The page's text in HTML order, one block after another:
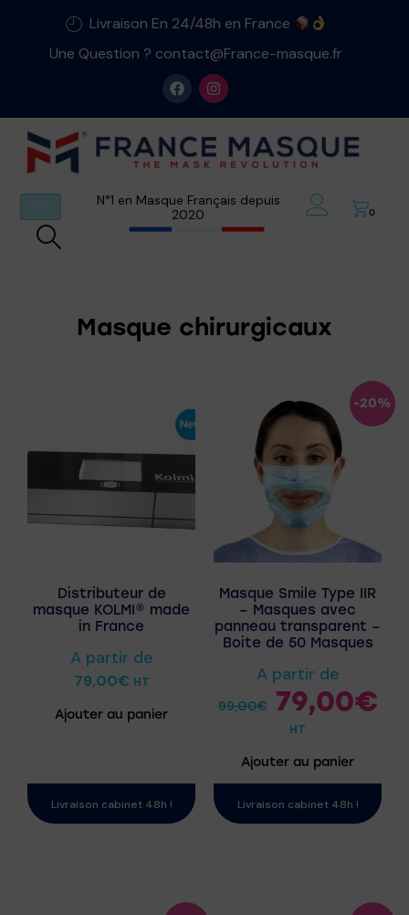
Livraison En 24/48h en France
Une Question ? contact@France-masque.fr
N°1 en Masque Français depuis
2020
0
Masque chirurgicaux
Distributeur de
masque KOLMI® made
in France
A partir de
79,00€ HT
Ajouter au panier
Livraison cabinet 48h !
-20%
Masque Smile Type IIR
– Masques avec
panneau transparent –
Boite de 50 Masques
A partir de
99,00€ 79,00€
HT
Ajouter au panier
Livraison cabinet 48h !